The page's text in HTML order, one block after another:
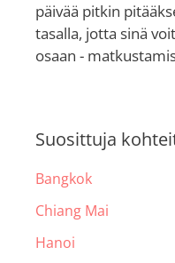
päivää pitkin
tasalla, jotta sinä
osaan -
Suosittuja
Bangkok
Chiang Mai
Hanoi